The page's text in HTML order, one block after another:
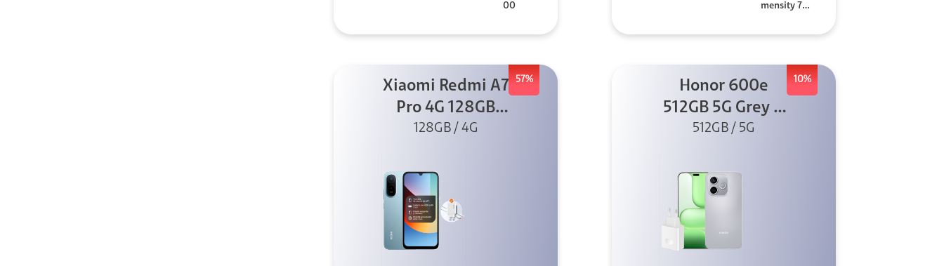
00
mensity 706
57%
Xiaomi Redmi A7
Pro 4G 128GB
Azul + Cargador
128GB / 4G
10%
Honor 600e
512GB 5G Grey +
45W
512GB / 5G